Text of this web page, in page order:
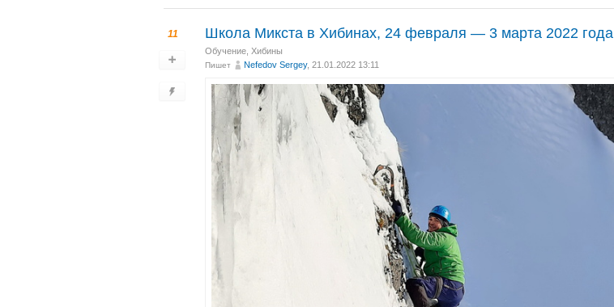
11 Школа Микста в Хибинах, 24 февраля — 3 марта 2022 года
Обучение Хибины
Пишет Nefedov Sergey, 21.01.2022 13:11